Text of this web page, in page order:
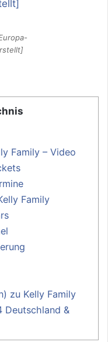
Family – Video
Family
zu Kelly Family
Deutschland &